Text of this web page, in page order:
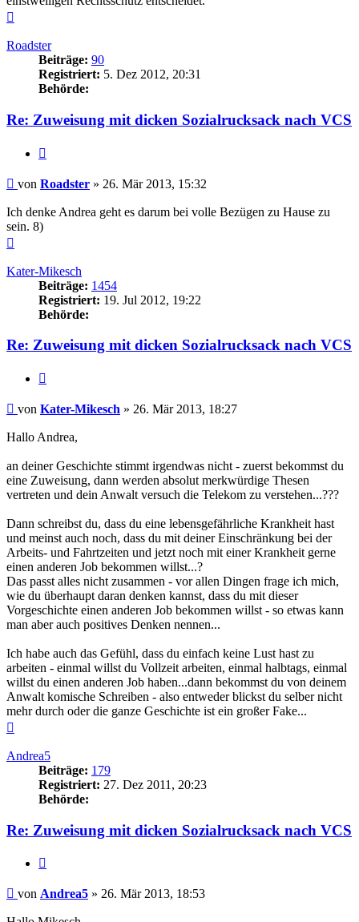
Roadster
Beiträge: 90
Registriert: 5. Dez 2012, 20:31
Behörde:
Re: Zuweisung mit dicken Sozialrucksack nach VCS
Beitrag
von Roadster » 26. Mär 2013, 15:32
Ich denke Andrea geht es darum bei volle Bezügen zu Hause zu
sein. 8)
Kater-Mikesch
Beiträge: 1454
Registriert: 19. Jul 2012, 19:22
Behörde:
Re: Zuweisung mit dicken Sozialrucksack nach VCS
Beitrag
von Kater-Mikesch » 26. Mär 2013, 18:27
Hallo Andrea,
an deiner Geschichte stimmt irgendwas nicht - zuerst bekommst du
eine Zuweisung, dann werden absolut merkwürdige Thesen
vertreten und dein Anwalt versuch die Telekom zu verstehen...???
Dann schreibst du, dass du eine lebensgefährliche Krankheit hast
und meinst auch noch, dass du mit deiner Einschränkung bei der
Arbeits- und Fahrtzeiten und jetzt noch mit einer Krankheit gerne
einen anderen Job bekommen willst...?
Das passt alles nicht zusammen - vor allen Dingen frage ich mich,
wie du überhaupt daran denken kannst, dass du mit dieser
Vorgeschichte einen anderen Job bekommen willst - so etwas kann
man aber auch positives Denken nennen...
Ich habe auch das Gefühl, dass du einfach keine Lust hast zu
arbeiten - einmal willst du Vollzeit arbeiten, einmal halbtags, einmal
willst du einen anderen Job haben...dann bekommst du von deinem
Anwalt komische Schreiben - also entweder blickst du selber nicht
mehr durch oder die ganze Geschichte ist ein großer Fake...
Andrea5
Beiträge: 179
Registriert: 27. Dez 2011, 20:23
Behörde:
Re: Zuweisung mit dicken Sozialrucksack nach VCS
Beitrag
von Andrea5 » 26. Mär 2013, 18:53